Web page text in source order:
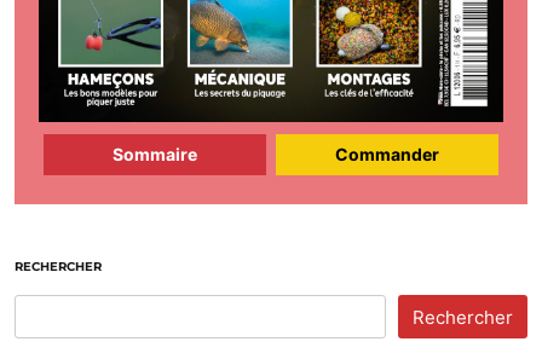
Sommaire Commander
RECHERCHER
Rechercher